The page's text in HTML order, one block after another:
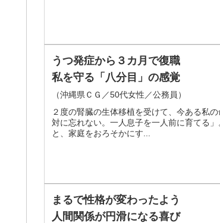
うつ発症から３カ月で復職
私を守る「八分目」の感覚
（沖縄県ＣＧ／50代女性／公務員）
２度の腎臓の生体移植を受けて、今ある私
対に忘れない。一人息子を一人前に育てる
と、家庭をおろそかにす...
まるで性格が変わったよう
人間関係が円滑になる喜び